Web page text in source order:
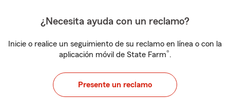
¿Necesita ayuda con un reclamo?
Inicie o realice un seguimiento de su reclamo en línea o con la
aplicación móvil de State Farm®.
Presente un reclamo